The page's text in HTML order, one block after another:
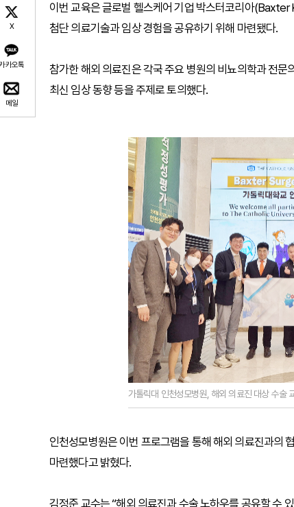
X
카오톡
메일
이번 교육은 글로벌 헬스케어 기업 박스터코리아(Baxter
첨단 의료기술과 임상 경험을 공유하기 위해 마련됐다.
참가한 해외 의료진은 각국 주요 병원의 비뇨의학과 전
최신 임상 동향 등을 주제로 토의했다.
가톨릭대 인천성모병원, 해외 의료진 대상 수술
인천성모병원은 이번 프로그램을 통해 해외 의료진과의
마련했다고 밝혔다.
김정준 교수는 “해외 의료진과 수술 노하우를 공유할 수